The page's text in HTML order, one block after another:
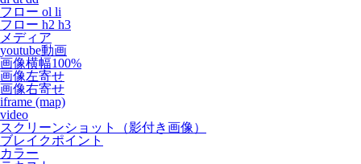
フロー ol li
フロー h2 h3
メディア
youtube動画
画像横幅100%
画像左寄せ
画像右寄せ
iframe (map)
video
スクリーンショット（影付き画像）
ブレイクポイント
カラー